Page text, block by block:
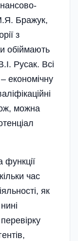
Бражук,
з
обі­ймають
Русак. Всі
економічну
можна
функції
час
як